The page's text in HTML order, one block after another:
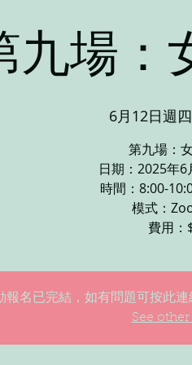
九場：
6月12日週四
第九場：
日期：2025年6
時間：8:00-
模式：
報名已完結，如有問題可按此
See